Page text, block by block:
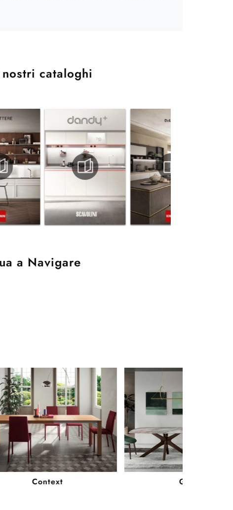
cataloghi
a Navigare
Context Gemini